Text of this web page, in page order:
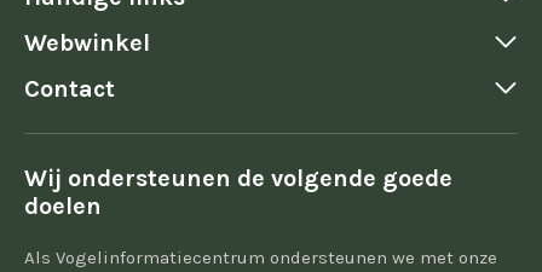
Webwinkel
Contact
Wij ondersteunen de volgende goede
doelen
Als Vogelinformatiecentrum ondersteunen we met onze